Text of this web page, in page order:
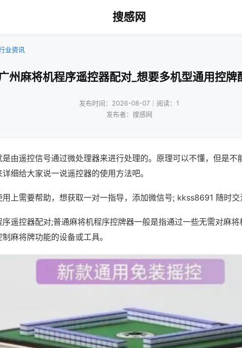
搜感网
业资讯
州麻将机程序遥控器配对_想要多机型通用控牌
发布时间：2026-08-07｜阅读：1
发布者：搜感网
由遥控信号通过微处理器来进行处理的。原理可以不懂，但是不
细给大家说一说遥控器的使用方法吧。
上需要帮助，想获取一对一指导，添加微信号; kkss8691 随时交
序遥控器配对;普通麻将机程序控牌器一般是指通过一些无需对麻
麻将牌功能的设备或工具。